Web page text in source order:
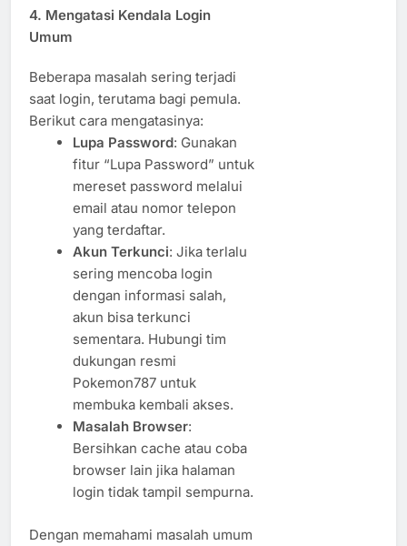
4. Mengatasi Kendala Login
Umum
Beberapa masalah sering terjadi
saat login, terutama bagi pemula.
Berikut cara mengatasinya:
Lupa Password: Gunakan
fitur “Lupa Password” untuk
mereset password melalui
email atau nomor telepon
yang terdaftar.
Akun Terkunci: Jika terlalu
sering mencoba login
dengan informasi salah,
akun bisa terkunci
sementara. Hubungi tim
dukungan resmi
Pokemon787 untuk
membuka kembali akses.
Masalah Browser:
Bersihkan cache atau coba
browser lain jika halaman
login tidak tampil sempurna.
Dengan memahami masalah umum